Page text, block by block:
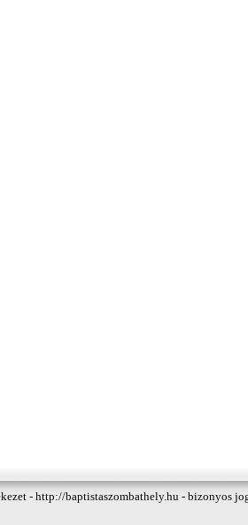
- http://baptistaszombathely.hu - bizonyos